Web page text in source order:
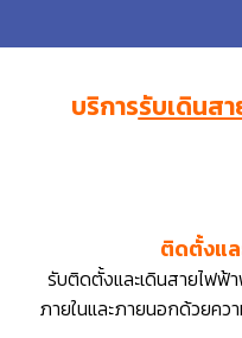
บริการรับเดินส
ติดตั้งแล
รับติดตั้งและเดินสายไฟฟ้า
ภายในและภายนอกด้วยคว